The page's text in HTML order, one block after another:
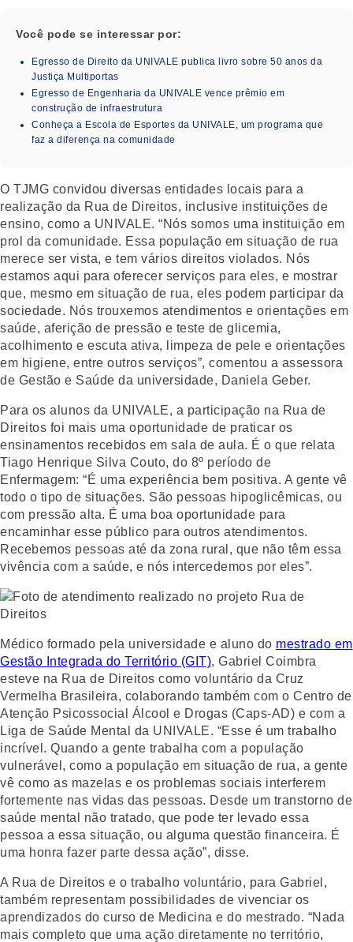
Você pode se interessar por:
Egresso de Direito da UNIVALE publica livro sobre 50 anos da
Justiça Multiportas
Egresso de Engenharia da UNIVALE vence prêmio em
construção de infraestrutura
Conheça a Escola de Esportes da UNIVALE, um programa que
faz a diferença na comunidade
O TJMG convidou diversas entidades locais para a
realização da Rua de Direitos, inclusive instituições de
ensino, como a UNIVALE. “Nós somos uma instituição em
prol da comunidade. Essa população em situação de rua
merece ser vista, e tem vários direitos violados. Nós
estamos aqui para oferecer serviços para eles, e mostrar
que, mesmo em situação de rua, eles podem participar da
sociedade. Nós trouxemos atendimentos e orientações em
saúde, aferição de pressão e teste de glicemia,
acolhimento e escuta ativa, limpeza de pele e orientações
em higiene, entre outros serviços”, comentou a assessora
de Gestão e Saúde da universidade, Daniela Geber.
Para os alunos da UNIVALE, a participação na Rua de
Direitos foi mais uma oportunidade de praticar os
ensinamentos recebidos em sala de aula. É o que relata
Tiago Henrique Silva Couto, do 8º período de
Enfermagem: “É uma experiência bem positiva. A gente vê
todo o tipo de situações. São pessoas hipoglicêmicas, ou
com pressão alta. É uma boa oportunidade para
encaminhar esse público para outros atendimentos.
Recebemos pessoas até da zona rural, que não têm essa
vivência com a saúde, e nós intercedemos por eles”.
Médico formado pela universidade e aluno do mestrado em
Gestão Integrada do Território (GIT), Gabriel Coimbra
esteve na Rua de Direitos como voluntário da Cruz
Vermelha Brasileira, colaborando também com o Centro de
Atenção Psicossocial Álcool e Drogas (Caps-AD) e com a
Liga de Saúde Mental da UNIVALE. “Esse é um trabalho
incrível. Quando a gente trabalha com a população
vulnerável, como a população em situação de rua, a gente
vê como as mazelas e os problemas sociais interferem
fortemente nas vidas das pessoas. Desde um transtorno de
saúde mental não tratado, que pode ter levado essa
pessoa a essa situação, ou alguma questão financeira. É
uma honra fazer parte dessa ação”, disse.
A Rua de Direitos e o trabalho voluntário, para Gabriel,
também representam possibilidades de vivenciar os
aprendizados do curso de Medicina e do mestrado. “Nada
mais completo que uma ação diretamente no território,